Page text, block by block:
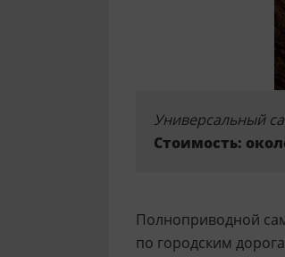
Универсальный
Стоимость:
Полноприводной
по городским